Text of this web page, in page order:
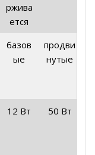
ржива
ется
базов
ые
продви
нутые
12 Вт 50 Вт